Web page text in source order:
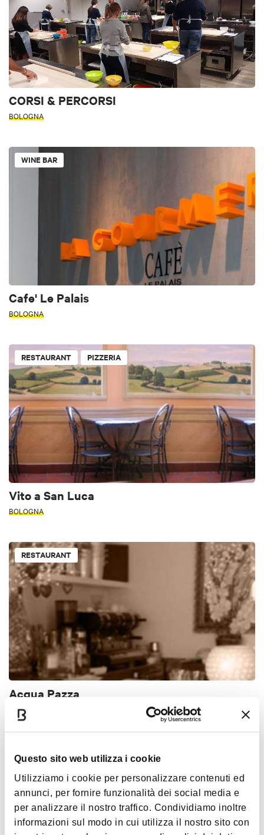
Questo sito web utilizza i cookie
Utilizziamo i cookie per personalizzare contenuti ed
annunci, per fornire funzionalità dei social media e
per analizzare il nostro traffico. Condividiamo inoltre
informazioni sul modo in cui utilizza il nostro sito con
CORSI & PERCORSI
BOLOGNA
WINE BAR
Cafe' Le Palais
BOLOGNA
RESTAURANT PIZZERIA
Vito a San Luca
BOLOGNA
RESTAURANT
Acqua Pazza
BOLOGNA
TYPICAL BOLOGNESE TAVERN